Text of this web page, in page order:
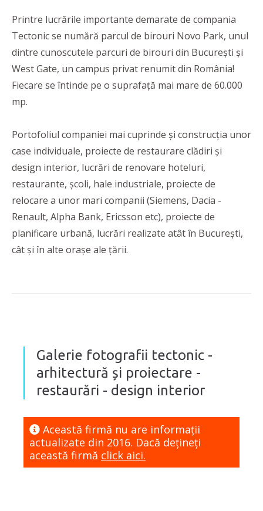
Printre lucrările importante demarate de compania
Tectonic se numără parcul de birouri Novo Park, unul
dintre cunoscutele parcuri de birouri din București și
West Gate, un campus privat renumit din România!
Fiecare se întinde pe o suprafață mai mare de 60.000
mp.
Portofoliul companiei mai cuprinde și construcția unor
case individuale, proiecte de restaurare clădiri și
design interior, lucrări de renovare hoteluri,
restaurante, școli, hale industriale, proiecte de
relocare a unor mari companii (Siemens, Dacia -
Renault, Alpha Bank, Ericsson etc), proiecte de
planificare urbană, lucrări realizate atât în București,
cât și în alte orașe ale țării.
Galerie fotografii tectonic -
arhitectură și proiectare -
restaurări - design interior
Această firmă nu are informaţii
actualizate din 2016. Dacă dețineți
această firmă click aici.